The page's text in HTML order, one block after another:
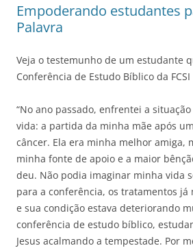
Empoderando estudantes
Palavra
Veja o testemunho de um estudante
Conferência de Estudo Bíblico da
“No ano passado, enfrentei a
vida: a partida da minha mãe após
câncer. Ela era minha melhor amiga,
minha fonte de apoio e a maior
deu. Não podia imaginar minha vida
para a conferência, os tratamentos já
e sua condição estava deteriorando
conferência de estudo bíblico,
Jesus acalmando a tempestade. Por